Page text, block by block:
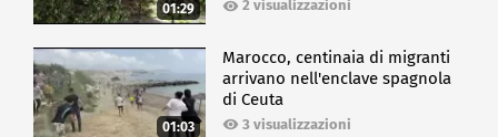
01:29 2 visualizzazioni
01:03
Marocco, centinaia di migranti
arrivano nell'enclave spagnola
di Ceuta
3 visualizzazioni